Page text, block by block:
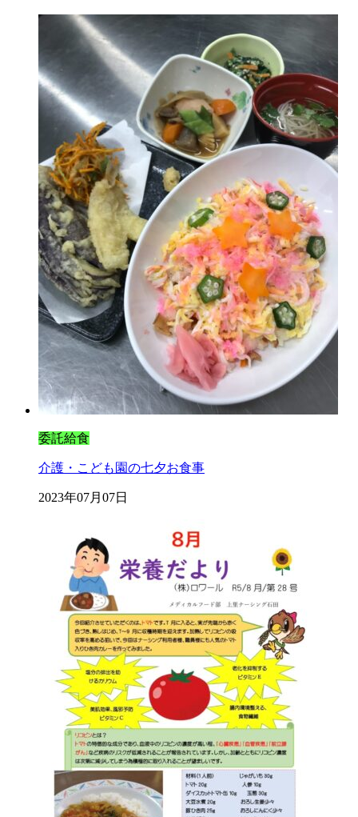
委託給食
介護・こども園の七夕お食事
2023年07月07日